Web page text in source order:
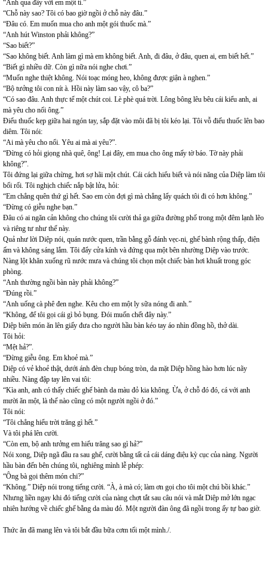
“Anh qua đây với em một tí.”
“Chỗ này sao? Tôi có bao giờ ngồi ở chỗ này đâu.”
“Đâu có. Em muốn mua cho anh một gói thuốc mà.”
“Anh hút Winston phải không?”
“Sao biết?”
“Sao không biết. Anh làm gì mà em không biết. Anh, đi đâu, ở đâu, quen ai, em biết hết.”
“Biết gì nhiều dữ. Còn gì nữa nói nghe chơi.”
“Muốn nghe thiệt không. Nói toạc móng heo, không được giận à nghen.”
“Bộ tưởng tôi con nít à. Hồi này làm sao vậy, cô ba?”
“Có sao đâu. Anh thực tế một chút coi. Lè phè quá trời. Lông bông lêu bêu cái kiểu anh, ai
mà yêu cho nổi ông.”
Điếu thuốc kẹp giữa hai ngón tay, sắp đặt vào môi đã bị tôi kéo lại. Tôi vỗ điếu thuốc lên bao
diêm. Tôi nói:
“Ai mà yêu cho nổi. Yêu ai mà ai yêu?”.
“Đừng có hỏi giọng nhà quê, ông! Lại đây, em mua cho ông mấy tờ báo. Tờ này phải
không?”.
Tôi đứng lại giữa chừng, hơi sợ hãi một chút. Cái cách hiểu biết và nói năng của Diệp làm tôi
bối rối. Tôi nghịch chiếc nắp bật lửa, hỏi:
“Em chẳng quên thứ gì hết. Sao em còn đợi gì mà chẳng lấy quách tôi đi có hơn không.”
“Đừng có giễu nghe bạn.”
Đâu có ai ngăn cản không cho chúng tôi cười thả ga giữa đường phố trong một đêm lạnh lẽo
và riêng tư như thế này.
Quả như lời Diệp nói, quán nước quen, trần bằng gỗ đánh vẹc-ni, ghế bành rộng thấp, điện
ấm và không sáng lắm. Tôi đẩy cửa kính và đứng qua một bên nhường Diệp vào trước.
Nàng lột khăn xuống rũ nước mưa và chúng tôi chọn một chiếc bàn hơi khuất trong góc
phòng.
“Anh thường ngồi bàn này phải không?”
“Đúng rồi.”
“Anh uống cà phê đen nghe. Kêu cho em một ly sữa nóng đi anh.”
“Không, để tôi gọi cái gì bỏ bụng. Đói muốn chết đây này.”
Diệp biên món ăn lên giấy đưa cho người hầu bàn kéo tay áo nhìn đồng hồ, thở dài.
Tôi hỏi:
“Mệt hả?”.
“Đừng giễu ông. Em khoẻ mà.”
Diệp có vẻ khoẻ thật, dưới ánh đèn chụp bóng tròn, da mặt Diệp hồng hào hơn lúc nãy
nhiều. Nàng đập tay lên vai tôi:
“Kìa anh, anh có thấy chiếc ghế bành da màu đỏ kia không. Ừa, ở chỗ đó đó, cá với anh
mười ăn một, là thế nào cũng có một người ngồi ở đó.”
Tôi nói:
“Tôi chẳng hiểu trời trăng gì hết.”
Và tôi phá lên cười.
“Còn em, bộ anh tưởng em hiểu trăng sao gì hả?”
Nói xong, Diệp ngã đầu ra sau ghế, cười bằng tất cả cái dáng điệu kỳ cục của nàng. Người
hầu bàn đến bên chúng tôi, nghiêng mình lễ phép:
“Ông bà gọi thêm món chi?”
“Không.” Diệp nói trong tiếng cười. “À, à mà có; làm ơn gọi cho tôi một chú bồi khác.”
Nhưng liền ngay khi đó tiếng cười của nàng chợt tắt sau câu nói và mắt Diệp mở lớn ngạc
nhiên hướng về chiếc ghế bằng da màu đỏ. Một người đàn ông đã ngồi trong ấy tự bao giờ.
Thức ăn đã mang lên và tôi bắt đầu bữa cơm tối một mình./.